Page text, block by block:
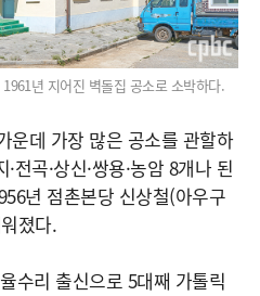
년 지어진 벽돌집 공소로 소박하다.
운데 가장 많은 공소를 관할하
전곡·상신·쌍용·농암 8개나 된
년 점촌본당 신상철(아우구
졌다.
수리 출신으로 5대째 가톨릭